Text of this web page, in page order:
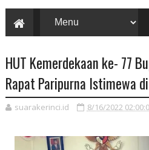
HUT Kemerdekaan ke- 77
Rapat Paripurna Istimewa
suarakerinci.id 8/16/2022